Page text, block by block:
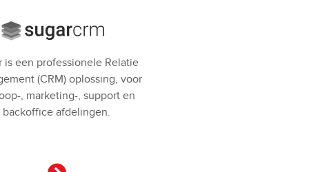
is een professionele Relatie
(CRM) oplossing, voor
, marketing-, support en
backoffice afdelingen.